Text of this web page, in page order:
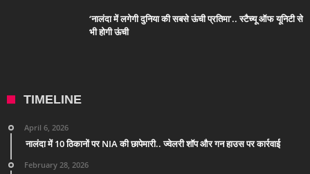
‘नालंदा में लगेगी दुनिया की सबसे ऊंची प्रतिमा’.. स्टैच्यू ऑफ यूनिटी से
भी होगी ऊंची
TIMELINE
April 6, 2026
नालंदा में 10 ठिकानों पर NIA की छापेमारी.. ज्वेलरी शॉप और गन हाउस पर कार्रवाई
February 28, 2026